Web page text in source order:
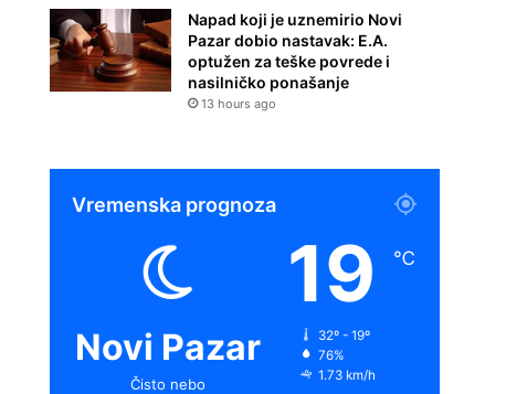
Napad koji je uznemirio Novi
Pazar dobio nastavak: E.A.
optužen za teške povrede i
nasilničko ponašanje
13 hours ago
Vremenska prognoza
Novi Pazar
Čisto nebo
19 ℃
32º - 19º
76%
1.73 km/h